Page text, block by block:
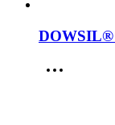
DOWSIL®